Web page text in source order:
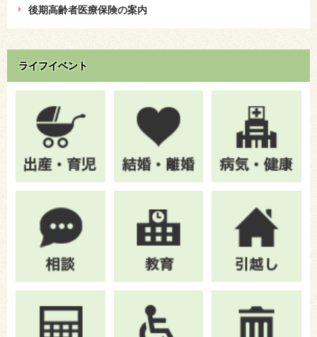
後期高齢者医療保険の案内
ライフイベント